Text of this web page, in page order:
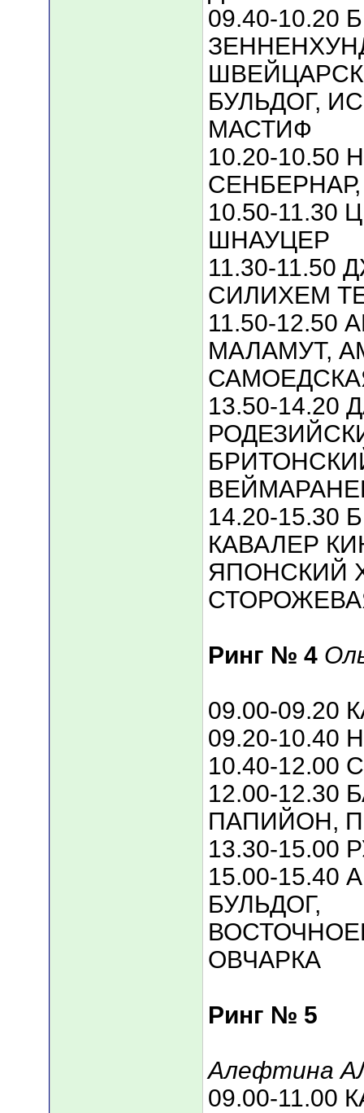
09.40-10.20
БУЛЬДОГ,
МАСТИФ
10.20-10.50
10.50-11.30
ШНАУЦЕР
11.30-11.50
СИЛИХЕМ
11.50-12.50
МАЛАМУТ,
13.50-14.20
14.20-
КАВАЛЕР
ЯПОНСКИЙ
Ринг № 4
09.00-09.20
09.20-
10.40-
12.00-12.30
ПАПИЙОН,
13.30-15.00
15.00-
БУЛЬДОГ,
ОВЧАРКА
Ринг № 5
Алефтина
09.00-11.00